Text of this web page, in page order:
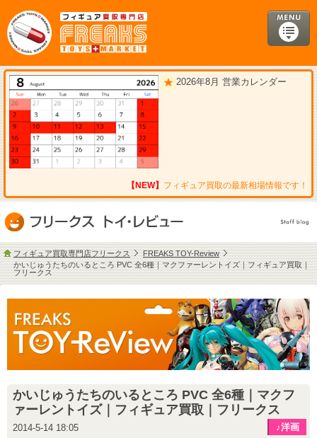
2026年8月 営業カレンダー
【NEW】 フィギュア買取の最新相場情報です！
フィギュア買取専門店フリークス
FREAKS TOY-Review
かいじゅうたちのいるところ PVC 全6種｜マクファーレントイズ｜フィギュア買取｜
フリークス
かいじゅうたちのいるところ PVC 全6種｜マクフ
ァーレントイズ｜フィギュア買取｜フリークス
2014-5-14 18:05 ♪洋画